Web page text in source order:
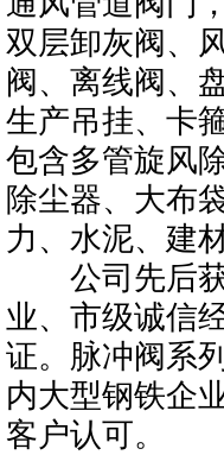
双层卸灰阀、
阀、离线阀、
生产吊挂、卡
包含多管旋风
除尘器、大布
力、水泥、建
公司先后获
业、市级诚信
证。脉冲阀系
内大型钢铁企
客户认可。